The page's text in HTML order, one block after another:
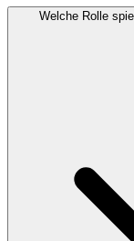
Welche Rolle